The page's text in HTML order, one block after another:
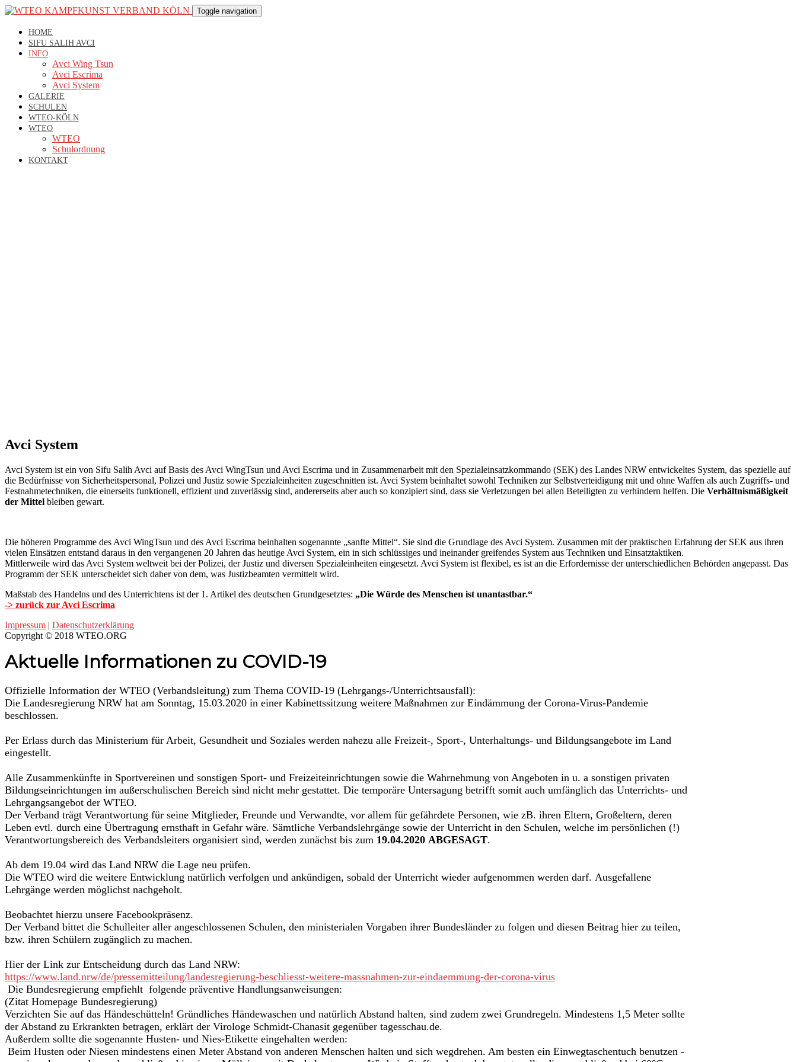
Toggle navigation
HOME
SIFU SALIH AVCI
INFO
Avci Wing Tsun
Avci Escrima
Avci System
GALERIE
SCHULEN
WTEO-KÖLN
WTEO
WTEO
Schulordnung
KONTAKT
Avci System
Avci System ist ein von Sifu Salih Avci auf Basis des Avci WingTsun und Avci Escrima und in Zusammenarbeit mit den Spezialeinsatzkommando (SEK) des Landes NRW entwickeltes System, das spezielle auf
die Bedürfnisse von Sicherheitspersonal, Polizei und Justiz sowie Spezialeinheiten zugeschnitten ist. Avci System beinhaltet sowohl Techniken zur Selbstverteidigung mit und ohne Waffen als auch Zugriffs- und
Festnahmetechniken, die einerseits funktionell, effizient und zuverlässig sind, andererseits aber auch so konzipiert sind, dass sie Verletzungen bei allen Beteiligten zu verhindern helfen. Die Verhältnismäßigkeit
der Mittel bleiben gewart.
Die höheren Programme des Avci WingTsun und des Avci Escrima beinhalten sogenannte „sanfte Mittel“. Sie sind die Grundlage des Avci System. Zusammen mit der praktischen Erfahrung der SEK aus ihren
vielen Einsätzen entstand daraus in den vergangenen 20 Jahren das heutige Avci System, ein in sich schlüssiges und ineinander greifendes System aus Techniken und Einsatztaktiken.
Mittlerweile wird das Avci System weltweit bei der Polizei, der Justiz und diversen Spezialeinheiten eingesetzt. Avci System ist flexibel, es ist an die Erfordernisse der unterschiedlichen Behörden angepasst. Das
Programm der SEK unterscheidet sich daher von dem, was Justizbeamten vermittelt wird.
Maßstab des Handelns und des Unterrichtens ist der 1. Artikel des deutschen Grundgesetztes: „Die Würde des Menschen ist unantastbar.“
-> zurück zur Avci Escrima
Impressum | Datenschutzerklärung
Copyright © 2018 WTEO.ORG
Aktuelle Informationen zu COVID-19
Offizielle Information der WTEO (Verbandsleitung) zum Thema COVID-19 (Lehrgangs-/Unterrichtsausfall):
Die Landesregierung NRW hat am Sonntag, 15.03.2020 in einer Kabinettssitzung weitere Maßnahmen zur Eindämmung der Corona-Virus-Pandemie
beschlossen.
Per Erlass durch das Ministerium für Arbeit, Gesundheit und Soziales werden nahezu alle Freizeit-, Sport-, Unterhaltungs- und Bildungsangebote im Land
eingestellt.
Alle Zusammenkünfte in Sportvereinen und sonstigen Sport- und Freizeiteinrichtungen sowie die Wahrnehmung von Angeboten in u. a sonstigen privaten
Bildungseinrichtungen im außerschulischen Bereich sind nicht mehr gestattet. Die temporäre Untersagung betrifft somit auch umfänglich das Unterrichts- und
Lehrgangsangebot der WTEO.
Der Verband trägt Verantwortung für seine Mitglieder, Freunde und Verwandte, vor allem für gefährdete Personen, wie zB. ihren Eltern, Großeltern, deren
Leben evtl. durch eine Übertragung ernsthaft in Gefahr wäre. Sämtliche Verbandslehrgänge sowie der Unterricht in den Schulen, welche im persönlichen (!)
Verantwortungsbereich des Verbandsleiters organisiert sind, werden zunächst bis zum 19.04.2020 ABGESAGT.
Ab dem 19.04 wird das Land NRW die Lage neu prüfen.
Die WTEO wird die weitere Entwicklung natürlich verfolgen und ankündigen, sobald der Unterricht wieder aufgenommen werden darf. Ausgefallene
Lehrgänge werden möglichst nachgeholt.
Beobachtet hierzu unsere Facebookpräsenz.
Der Verband bittet die Schulleiter aller angeschlossenen Schulen, den ministerialen Vorgaben ihrer Bundesländer zu folgen und diesen Beitrag hier zu teilen,
bzw. ihren Schülern zugänglich zu machen.
Hier der Link zur Entscheidung durch das Land NRW:
https://www.land.nrw/de/pressemitteilung/landesregierung-beschliesst-weitere-massnahmen-zur-eindaemmung-der-corona-virus
Die Bundesregierung empfiehlt folgende präventive Handlungsanweisungen:
(Zitat Homepage Bundesregierung)
Verzichten Sie auf das Händeschütteln! Gründliches Händewaschen und natürlich Abstand halten, sind zudem zwei Grundregeln. Mindestens 1,5 Meter sollte
der Abstand zu Erkrankten betragen, erklärt der Virologe Schmidt-Chanasit gegenüber tagesschau.de.
Außerdem sollte die sogenannte Husten- und Nies-Etikette eingehalten werden:
Beim Husten oder Niesen mindestens einen Meter Abstand von anderen Menschen halten und sich wegdrehen. Am besten ein Einwegtaschentuch benutzen -